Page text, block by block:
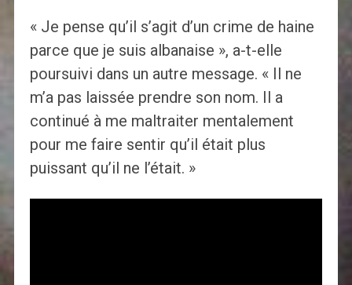
« Je pense qu’il s’agit d’un crime de haine
parce que je suis albanaise », a-t-elle
poursuivi dans un autre message. « Il ne
m’a pas laissée prendre son nom. Il a
continué à me maltraiter mentalement
pour me faire sentir qu’il était plus
puissant qu’il ne l’était. »